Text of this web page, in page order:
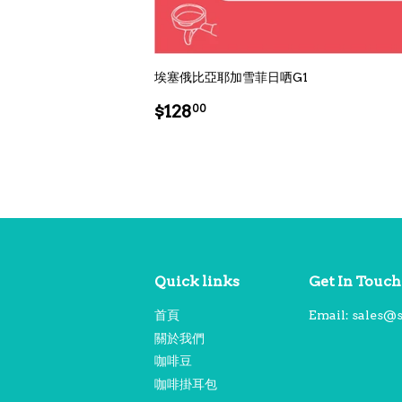
埃塞俄比亞耶加雪菲日哂G1
Regular
$12800
Quick links
首頁
關於我們
咖啡豆
咖啡掛耳包
Get In Touch
Email: